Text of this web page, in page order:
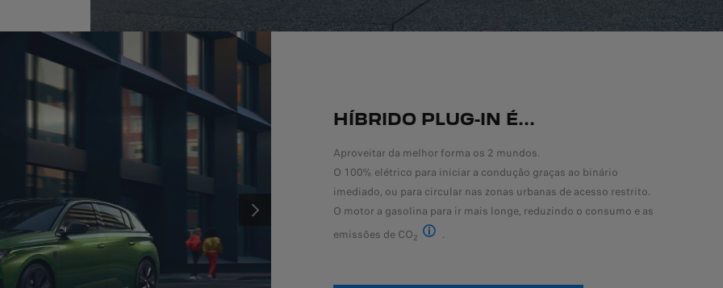
HÍBRIDO PLUG-IN É...
Aproveitar da melhor forma os 2 mundos.
O 100% elétrico para iniciar a condução graças ao binário
imediado, ou para circular nas zonas urbanas de acesso restrito.
O motor a gasolina para ir mais longe, reduzindo o consumo e as
emissões de CO2 .